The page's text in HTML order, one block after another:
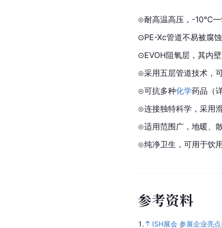
⊙耐高温高压，-
⊙PE-Xc管道不易被腐
⊙EVOH阻氧层，其内
⊙采用五层管道技术，
⊙可抗多种化学药品（
⊙连接独特科学，采用
⊙适用范围广，地暖、
⊙纯净卫生，可用于饮
参考资料
1. ISH展会 参展企业亮